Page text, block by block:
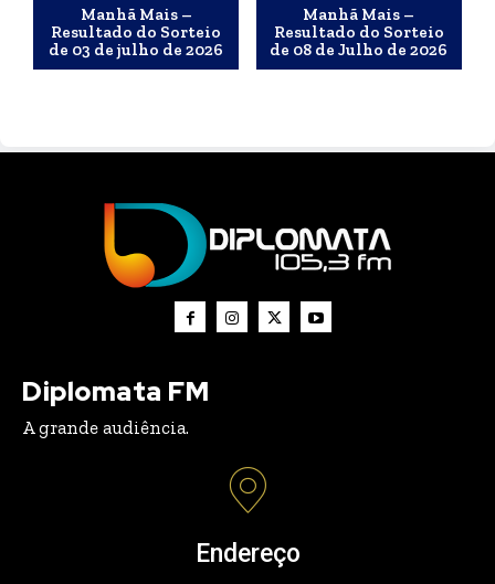
Manhã Mais –
Resultado do Sorteio
de 03 de julho de 2026
Manhã Mais –
Resultado do Sorteio
de 08 de Julho de 2026
Diplomata FM
A grande audiência.
Endereço